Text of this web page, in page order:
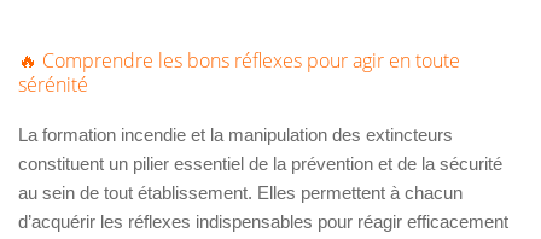
🔥 Comprendre les bons réflexes pour agir en toute
sérénité
La formation incendie et la manipulation des extincteurs
constituent un pilier essentiel de la prévention et de la sécurité
au sein de tout établissement. Elles permettent à chacun
d’acquérir les réflexes indispensables pour réagir efficacement